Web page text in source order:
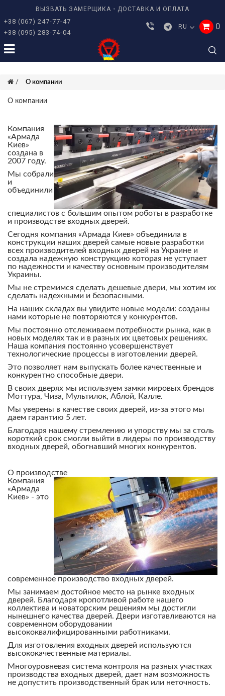
ВЫЗВАТЬ ЗАМЕРЩИКА ДОСТАВКА И ОПЛАТА
+38 (067) 247-77-47
+38 (095) 283-74-04
RU 0
О компании
О компании
Компания
«Армада
Киев»
создана в
2007 году.
Мы собрали
и
объединили
специалистов с большим опытом роботы в разработке
и производстве входных дверей.
Сегодня компания «Армада Киев» объединила в
конструкции наших дверей самые новые разработки
всех производителей входных дверей на Украине и
создала надежную конструкцию которая не уступает
по надежности и качеству основным производителям
Украины.
Мы не стремимся сделать дешевые двери, мы хотим их
сделать надежными и безопасными.
На наших складах вы увидите новые модели: созданы
нами которые не повторяются у конкурентов.
Мы постоянно отслеживаем потребности рынка, как в
новых моделях так и в разных их цветовых решениях.
Наша компания постоянно усовершенствует
технологические процессы в изготовлении дверей.
Это позволяет нам выпускать более качественные и
конкурентно способные двери.
В своих дверях мы используем замки мировых брендов
Моттура, Чиза, Мультилок, Аблой, Калле.
Мы уверены в качестве своих дверей, из-за этого мы
даем гарантию 5 лет.
Благодаря нашему стремлению и упорству мы за столь
короткий срок смогли выйти в лидеры по производству
входных дверей, обогнавший многих конкурентов.
О производстве
Компания
«Армада
Киев» - это
современное производство входных дверей.
Мы занимаем достойное место на рынке входных
дверей. Благодаря кропотливой работе нашего
коллектива и новаторским решениям мы достигли
нынешнего качества дверей. Двери изготавливаются на
современном оборудовании
высококвалифицированными работниками.
Для изготовления входных дверей используются
высококачественные материалы.
Многоуровневая система контроля на разных участках
производства входных дверей, дает нам возможность
не допустить производственный брак или неточность.